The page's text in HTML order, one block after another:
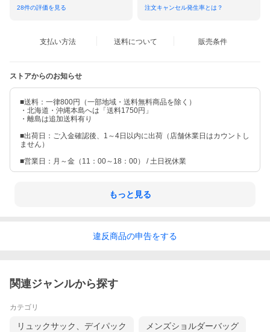
28件の評価を見る 注文キャンセル発生率とは？
支払い方法 送料について 販売条件
ストアからのお知らせ
■送料：一律800円（一部地域・送料無料商品を除く）
・北海道・沖縄本島へは「送料1750円」
・離島は追加送料有り
■出荷日：ご入金確認後、1～4日以内に出荷（店舗休業日はカウントし
ません）
■営業日：月～金（11：00～18：00） / 土日祝休業
もっと見る
違反商品の申告をする
関連ジャンルから探す
カテゴリ
リュックサック、デイパック メンズショルダーバッグ